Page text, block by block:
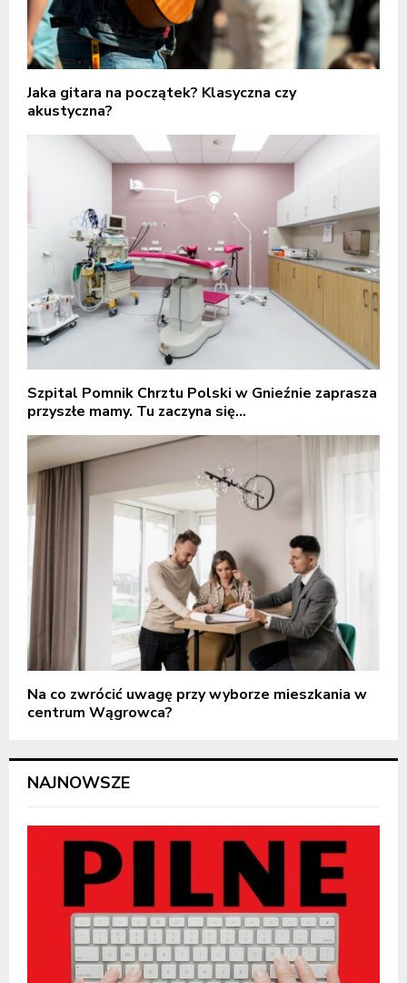
Jaka gitara na początek? Klasyczna czy
akustyczna?
Szpital Pomnik Chrztu Polski w Gnieźnie zaprasza
przyszłe mamy. Tu zaczyna się...
Na co zwrócić uwagę przy wyborze mieszkania w
centrum Wągrowca?
NAJNOWSZE